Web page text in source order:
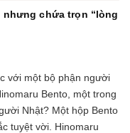
nhưng chứa trọn “lòng
với một bộ phận người
Bento, một trong
Nhật? Một hộp Bento
tuyệt vời. Hinomaru